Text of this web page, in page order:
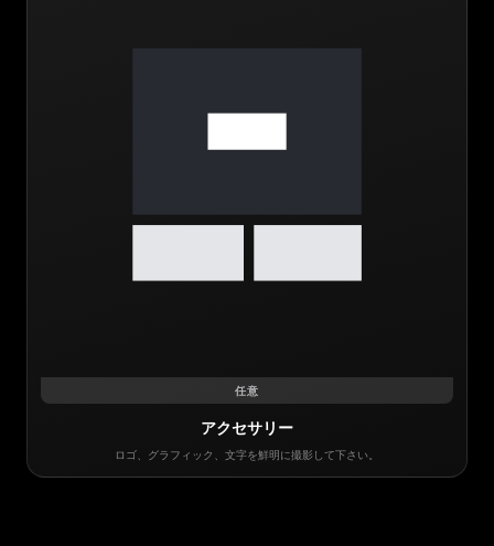
任意
アクセサリー
ロゴ、グラフィック、文字を鮮明に撮影して下さい。